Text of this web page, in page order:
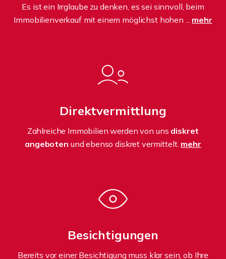
Es ist ein Irrglaube zu denken, es sei sinnvoll, beim
Immobilienverkauf mit einem möglichst hohen ... mehr
Direktvermittlung
Zahlreiche Immobilien werden von uns diskret
angeboten und ebenso diskret vermittelt. mehr
Besichtigungen
Bereits vor einer Besichtigung muss klar sein, ob Ihre